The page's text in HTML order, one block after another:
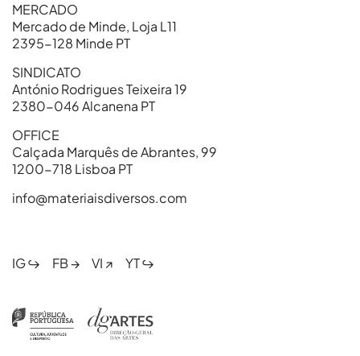
MERCADO
Mercado de Minde, Loja L11
2395-128 Minde PT
SINDICATO
António Rodrigues Teixeira 19
2380-046 Alcanena PT
OFFICE
Calçada Marquês de Abrantes, 99
1200-718 Lisboa PT
info@materiaisdiversos.com
IG ↪ FB → VI ↗ YT ↪